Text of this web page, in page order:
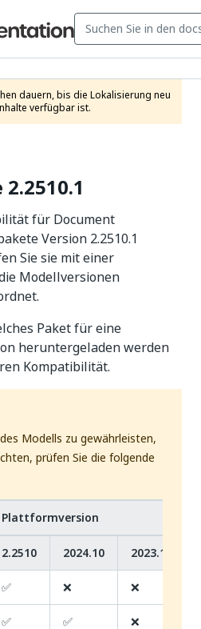
dauern, bis die Lokalisierung neu
verfügbar ist.
für Document
Version 2.2510.1
Sie sie mit einer
Modellversionen
Paket für eine
heruntergeladen werden
Kompatibilität.
Modells zu gewährleisten,
prüfen Sie die folgende
Plattformversion
2.2510 2024.10 2023.10
✅ ❌ ❌
✅ ✅ ❌